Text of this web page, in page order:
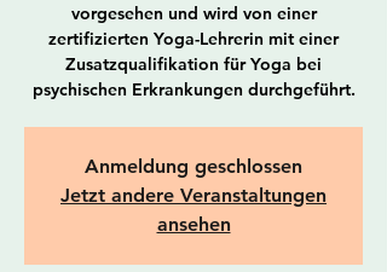
vorgesehen und wird von einer
zertifizierten Yoga-Lehrerin mit einer
Zusatzqualifikation für Yoga bei
psychischen Erkrankungen durchgeführt.
Anmeldung geschlossen
Jetzt andere Veranstaltungen
ansehen